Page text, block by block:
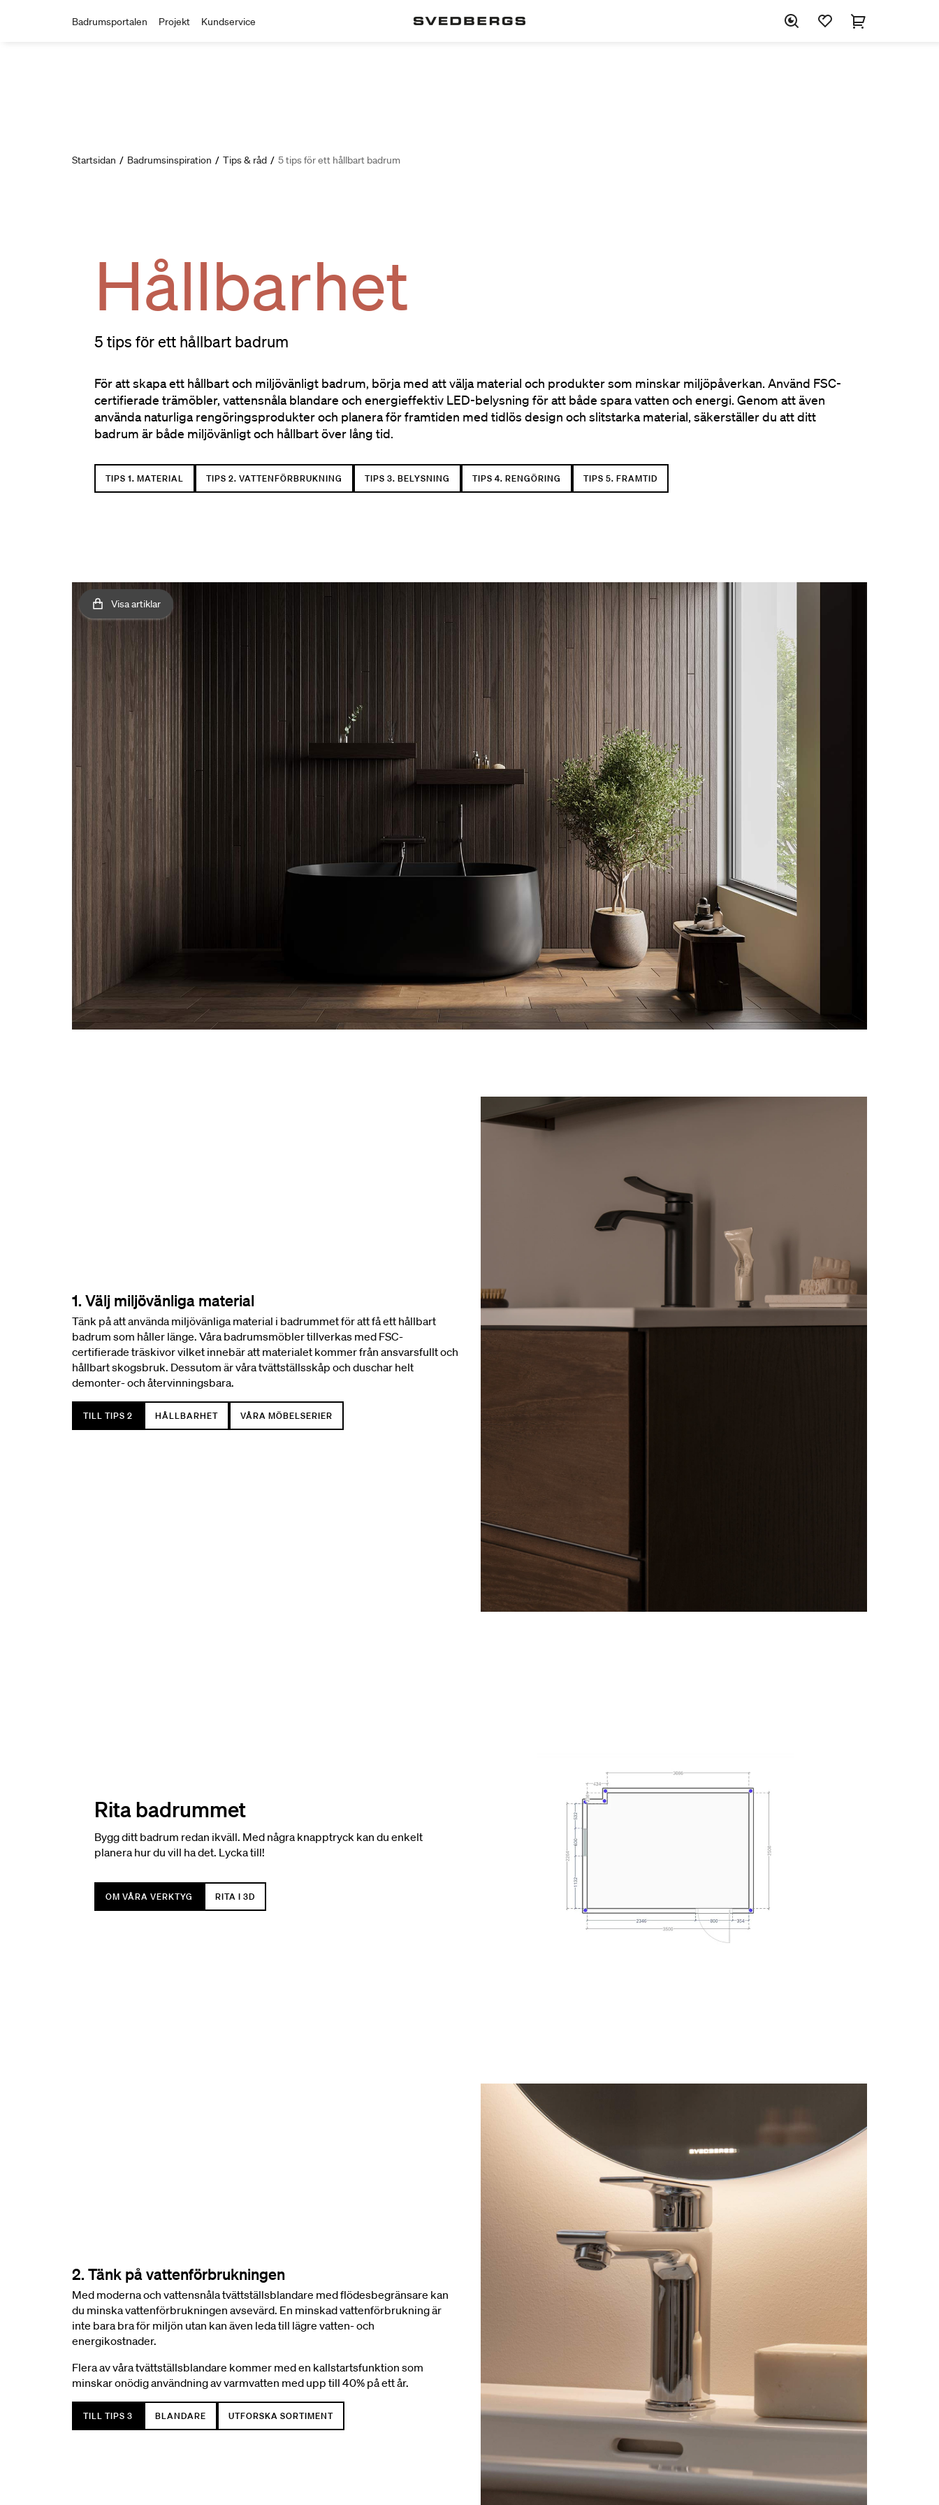
Badrumsportalen Projekt Kundservice
Startsidan / Badrumsinspiration / Tips & råd / 5 tips för ett hållbart badrum
Hållbarhet
5 tips för ett hållbart badrum
För att skapa ett hållbart och miljövänligt badrum, börja med att välja material och produkter som minskar miljöpåverkan. Använd FSC-
certifierade trämöbler, vattensnåla blandare och energieffektiv LED-belysning för att både spara vatten och energi. Genom att även
använda naturliga rengöringsprodukter och planera för framtiden med tidlös design och slitstarka material, säkerställer du att ditt
badrum är både miljövänligt och hållbart över lång tid.
TIPS 1. MATERIAL TIPS 2. VATTENFÖRBRUKNING TIPS 3. BELYSNING TIPS 4. RENGÖRING TIPS 5. FRAMTID
Visa artiklar
1. Välj miljövänliga material
Tänk på att använda miljövänliga material i badrummet för att få ett hållbart
badrum som håller länge. Våra badrumsmöbler tillverkas med FSC-
certifierade träskivor vilket innebär att materialet kommer från ansvarsfullt och
hållbart skogsbruk. Dessutom är våra tvättställsskåp och duschar helt
demonter- och återvinningsbara.
TILL TIPS 2 HÅLLBARHET VÅRA MÖBELSERIER
Rita badrummet
Bygg ditt badrum redan ikväll. Med några knapptryck kan du enkelt
planera hur du vill ha det. Lycka till!
OM VÅRA VERKTYG RITA I 3D
2. Tänk på vattenförbrukningen
Med moderna och vattensnåla tvättställsblandare med flödesbegränsare kan
du minska vattenförbrukningen avsevärd. En minskad vattenförbrukning är
inte bara bra för miljön utan kan även leda till lägre vatten- och
energikostnader.
Flera av våra tvättställsblandare kommer med en kallstartsfunktion som
minskar onödig användning av varmvatten med upp till 40% på ett år.
TILL TIPS 3 BLANDARE UTFORSKA SORTIMENT